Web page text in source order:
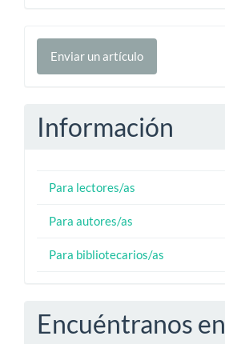
Enviar
unEnviar un artículo
Información
Para lectores/as
Para autores/as
Para bibliotecarios/as
Encuéntranos en